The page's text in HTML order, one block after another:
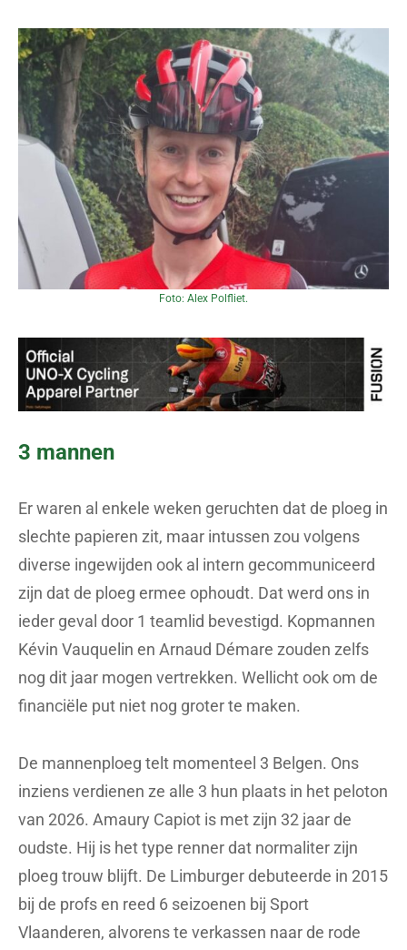
Foto: Alex Polfliet.
3 mannen
Er waren al enkele weken geruchten dat de ploeg in
slechte papieren zit, maar intussen zou volgens
diverse ingewijden ook al intern gecommuniceerd
zijn dat de ploeg ermee ophoudt. Dat werd ons in
ieder geval door 1 teamlid bevestigd. Kopmannen
Kévin Vauquelin en Arnaud Démare zouden zelfs
nog dit jaar mogen vertrekken. Wellicht ook om de
financiële put niet nog groter te maken.
De mannenploeg telt momenteel 3 Belgen. Ons
inziens verdienen ze alle 3 hun plaats in het peloton
van 2026. Amaury Capiot is met zijn 32 jaar de
oudste. Hij is het type renner dat normaliter zijn
ploeg trouw blijft. De Limburger debuteerde in 2015
bij de profs en reed 6 seizoenen bij Sport
Vlaanderen, alvorens te verkassen naar de rode